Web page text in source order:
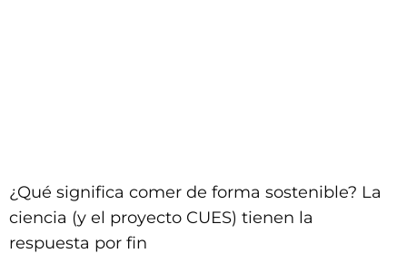
¿Qué significa comer de forma sostenible? La
ciencia (y el proyecto CUES) tienen la
respuesta por fin